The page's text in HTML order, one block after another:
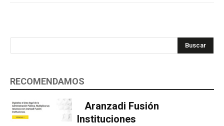
Buscar
RECOMENDAMOS
Aranzadi Fusión
Instituciones